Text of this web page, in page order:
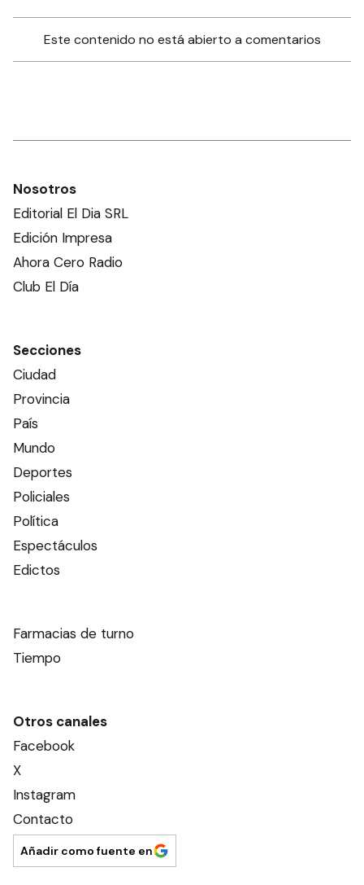
Este contenido no está abierto a comentarios
Nosotros
Editorial El Dia SRL
Edición Impresa
Ahora Cero Radio
Club El Día
Secciones
Ciudad
Provincia
País
Mundo
Deportes
Policiales
Política
Espectáculos
Edictos
Farmacias de turno
Tiempo
Otros canales
Facebook
X
Instagram
Contacto
Añadir como fuente en